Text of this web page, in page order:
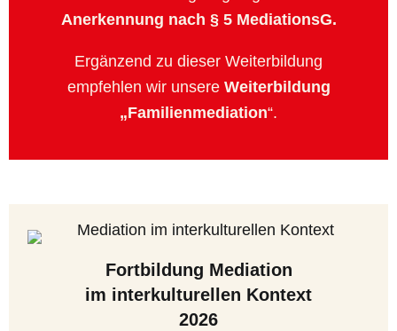
Anerkennung nach § 5 MediationsG.
Ergänzend zu dieser Weiterbildung
empfehlen wir unsere Weiterbildung
„Familienmediation“.
Fortbildung Mediation
im interkulturellen Kontext
2026